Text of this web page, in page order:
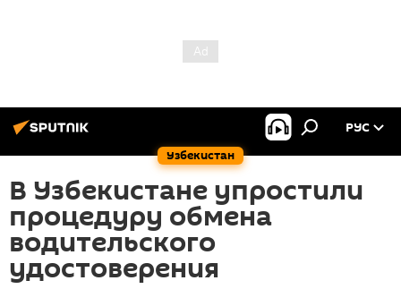
Узбекистан
РУС
В Узбекистане упростили
процедуру обмена
водительского
удостоверения